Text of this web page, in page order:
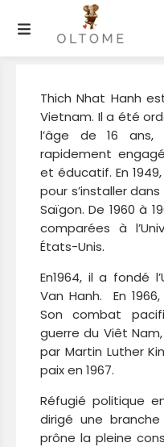
Thich Nhat Hanh
Thich Nhat Hanh
Vietnam. Il a été
l’âge de 16
rapidement
et éducatif. En
pour s’installer
Saïgon. De 1960 à
comparées à
États-Unis.
En1964, il a fondé
Van Hanh. En
Son combat
guerre du Viêt
par Martin Luther
paix en 1967.
Réfugié politique
dirigé une
prône la pleine